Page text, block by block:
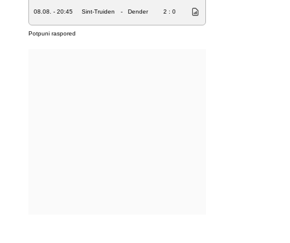
08.08. - 20:45 Sint-Truiden - Dender 2 : 0
Potpuni raspored